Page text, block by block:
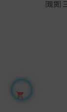
[现货]
